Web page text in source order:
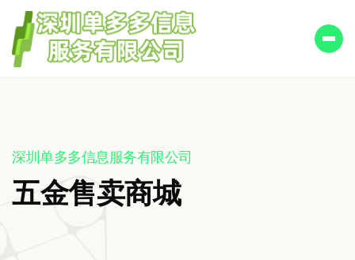
深圳单多多信息服务有限公司
五金售卖商城